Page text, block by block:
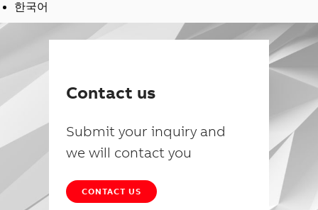
한국어
Contact us
Submit your inquiry and
we will contact you
CONTACT US